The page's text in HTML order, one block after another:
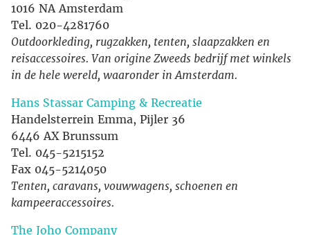
1016 NA Amsterdam
Tel. 020-4281760
Outdoorkleding, rugzakken, tenten, slaapzakken en
reisaccessoires. Van origine Zweeds bedrijf met winkels
in de hele wereld, waaronder in Amsterdam.
Hans Stassar Camping & Recreatie
Handelsterrein Emma, Pijler 36
6446 AX Brunssum
Tel. 045-5215152
Fax 045-5214050
Tenten, caravans, vouwwagens, schoenen en
kampeeraccessoires.
The Joho Company